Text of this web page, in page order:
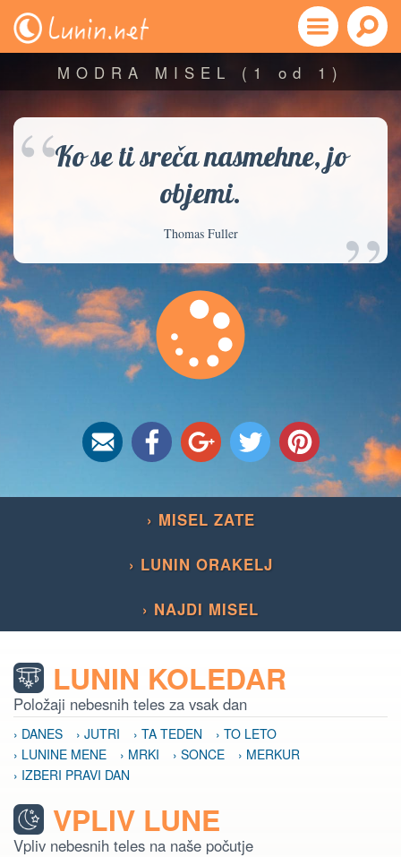
MODRA MISEL (1 od 1)
Ko se ti sreča nasmehne, jo
objemi.
Thomas Fuller ”
“
› MISEL ZATE
› LUNIN ORAKELJ
› NAJDI MISEL
LUNIN KOLEDAR
Položaji nebesnih teles za vsak dan
› DANES › JUTRI › TA TEDEN
› TO LETO
› LUNINE MENE
› MRKI › SONCE
› MERKUR
› IZBERI PRAVI DAN
VPLIV LUNE
Vpliv nebesnih teles na naše počutje